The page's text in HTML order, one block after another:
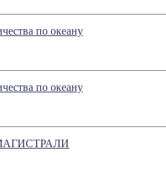
по океану
по океану